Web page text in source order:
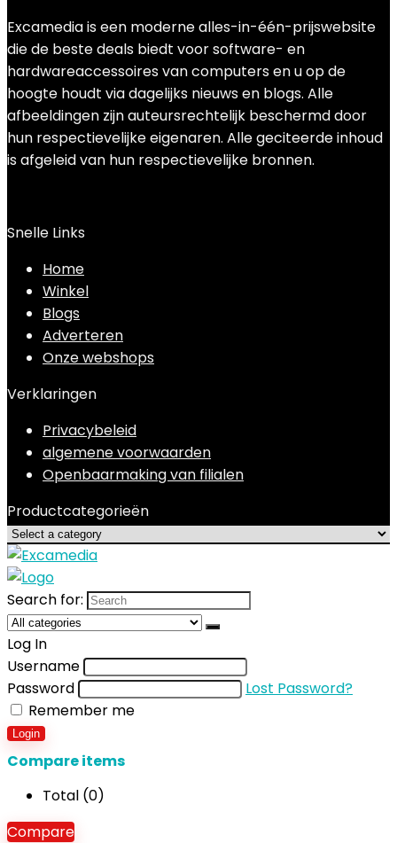
Excamedia is een moderne alles-in-één-prijswebsite
die de beste deals biedt voor software- en
hardwareaccessoires van computers en u op de
hoogte houdt via dagelijks nieuws en blogs. Alle
afbeeldingen zijn auteursrechtelijk beschermd door
hun respectievelijke eigenaren. Alle geciteerde inhoud
is afgeleid van hun respectievelijke bronnen.
Snelle Links
Home
Winkel
Blogs
Adverteren
Onze webshops
Verklaringen
Privacybeleid
algemene voorwaarden
Openbaarmaking van filialen
Productcategorieën
Search for:
Log In
Username
Password
Lost Password?
Remember me
Login
Compare items
Total (0)
Compare